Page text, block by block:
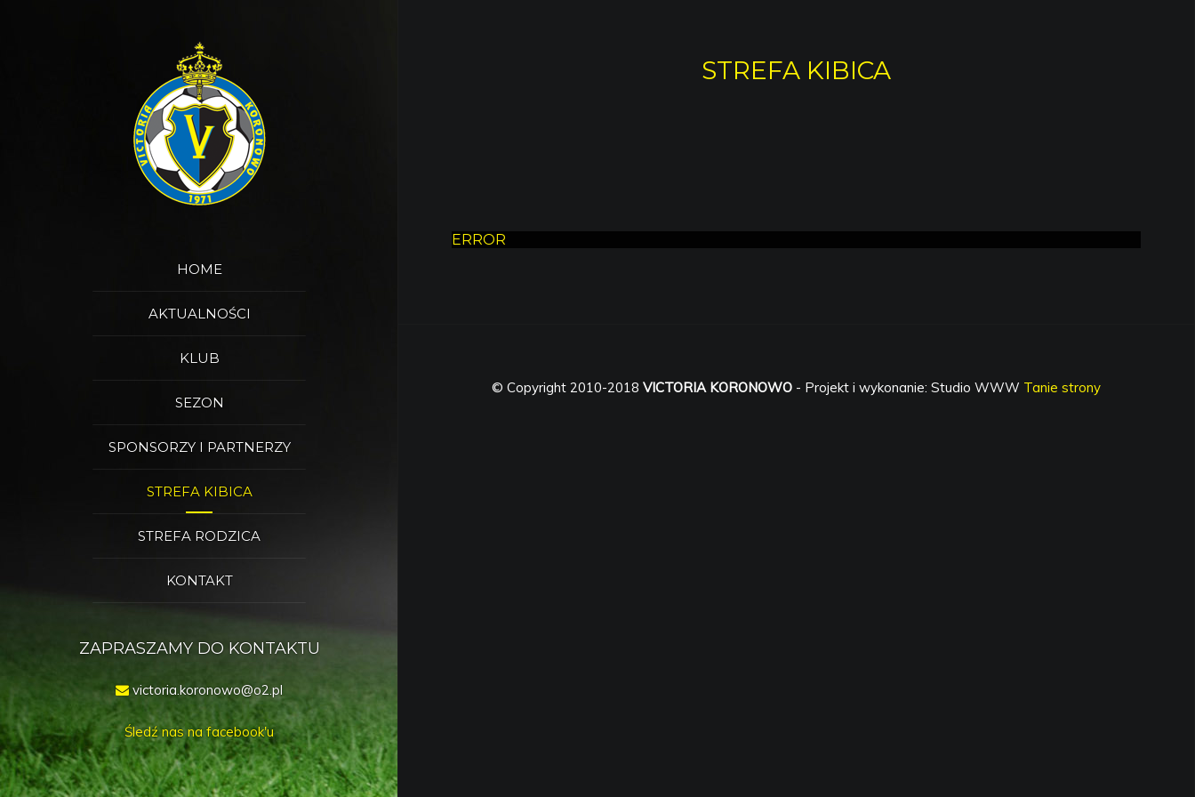
HOME
AKTUALNOŚCI
KLUB
SEZON
SPONSORZY I PARTNERZY
STREFA KIBICA
STREFA RODZICA
KONTAKT
ZAPRASZAMY DO KONTAKTU
victoria.koronowo@o2.pl
Śledź nas na facebook'u
STREFA KIBICA
ERROR
© Copyright 2010-2018 VICTORIA KORONOWO- Projekt i wykonanie: Studio WWW Tanie strony